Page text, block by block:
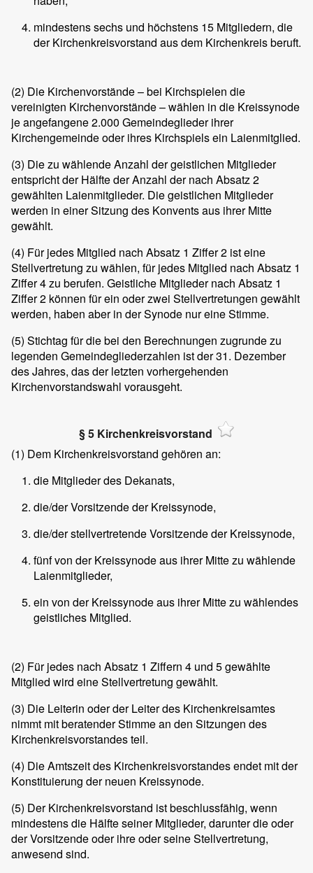
mindestens sechs und höchstens 15 Mitgliedern, die
der Kirchenkreisvorstand aus dem Kirchenkreis beruft.
(2) Die Kirchenvorstände – bei Kirchspielen die
vereinigten Kirchenvorstände – wählen in die Kreissynode
je angefangene 2.000 Gemeindeglieder ihrer
Kirchengemeinde oder ihres Kirchspiels ein Laienmitglied.
(3) Die zu wählende Anzahl der geistlichen Mitglieder
entspricht der Hälfte der Anzahl der nach Absatz 2
gewählten Laienmitglieder. Die geistlichen Mitglieder
werden in einer Sitzung des Konvents aus ihrer Mitte
gewählt.
(4) Für jedes Mitglied nach Absatz 1 Ziffer 2 ist eine
Stellvertretung zu wählen, für jedes Mitglied nach Absatz 1
Ziffer 4 zu berufen. Geistliche Mitglieder nach Absatz 1
Ziffer 2 können für ein oder zwei Stellvertretungen gewählt
werden, haben aber in der Synode nur eine Stimme.
(5) Stichtag für die bei den Berechnungen zugrunde zu
legenden Gemeindegliederzahlen ist der 31. Dezember
des Jahres, das der letzten vorhergehenden
Kirchenvorstandswahl vorausgeht.
§ 5 Kirchenkreisvorstand
(1) Dem Kirchenkreisvorstand gehören an:
die Mitglieder des Dekanats,
die/der Vorsitzende der Kreissynode,
die/der stellvertretende Vorsitzende der Kreissynode,
fünf von der Kreissynode aus ihrer Mitte zu wählende
Laienmitglieder,
ein von der Kreissynode aus ihrer Mitte zu wählendes
geistliches Mitglied.
(2) Für jedes nach Absatz 1 Ziffern 4 und 5 gewählte
Mitglied wird eine Stellvertretung gewählt.
(3) Die Leiterin oder der Leiter des Kirchenkreisamtes
nimmt mit beratender Stimme an den Sitzungen des
Kirchenkreisvorstandes teil.
(4) Die Amtszeit des Kirchenkreisvorstandes endet mit der
Konstituierung der neuen Kreissynode.
(5) Der Kirchenkreisvorstand ist beschlussfähig, wenn
mindestens die Hälfte seiner Mitglieder, darunter die oder
der Vorsitzende oder ihre oder seine Stellvertretung,
anwesend sind.